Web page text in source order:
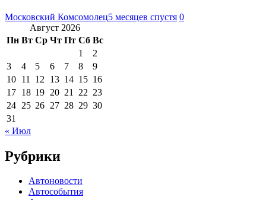
Московский Комсомолец5 месяцев спустя 0
Август 2026
Пн Вт Ср Чт Пт Сб Вс
1
2
3
4 5 6 7 8
9
10 11 12 13 14 15 16
17 18 19 20 21 22 23
24 25 26 27 28 29 30
31
« Июл
Рубрики
Автоновости
Автособытия